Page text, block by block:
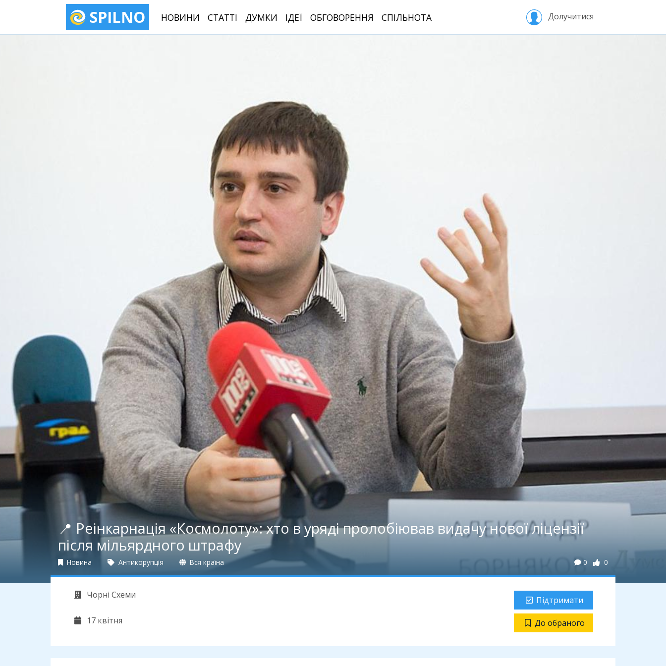
SPILNO НОВИНИ СТАТТІ ДУМКИ ІДЕЇ ОБГОВОРЕННЯ СПІЛЬНОТА Долучитися
📍 Реінкарнація «Космолоту»: хто в уряді пролобіював видачу нової ліцензії
після мільярдного штрафу
Новина Антикорупція Вся країна 0 0
Чорні Схеми
17 квітня
Підтримати
До обраного